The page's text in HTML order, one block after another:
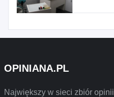
OPINIANA.PL
Największy w sieci zbiór